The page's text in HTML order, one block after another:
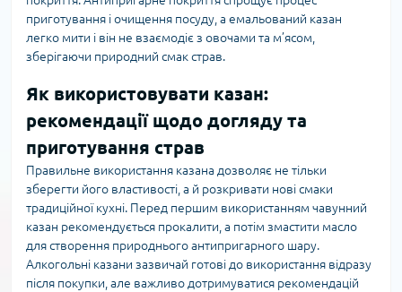
приготування і очищення посуду, а емальований казан
легко мити і він не взаємодіє з овочами та м’ясом,
зберігаючи природний смак страв.
Як використовувати казан:
рекомендації щодо догляду та
приготування страв
Правильне використання казана дозволяє не тільки
зберегти його властивості, а й розкривати нові смаки
традиційної кухні. Перед першим використанням чавунний
казан рекомендується прокалити, а потім змастити масло
для створення природнього антипригарного шару.
Алкогольні казани зазвичай готові до використання відразу
після покупки, але важливо дотримуватися рекомендацій